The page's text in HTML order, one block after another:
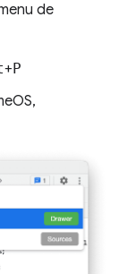
de
+P